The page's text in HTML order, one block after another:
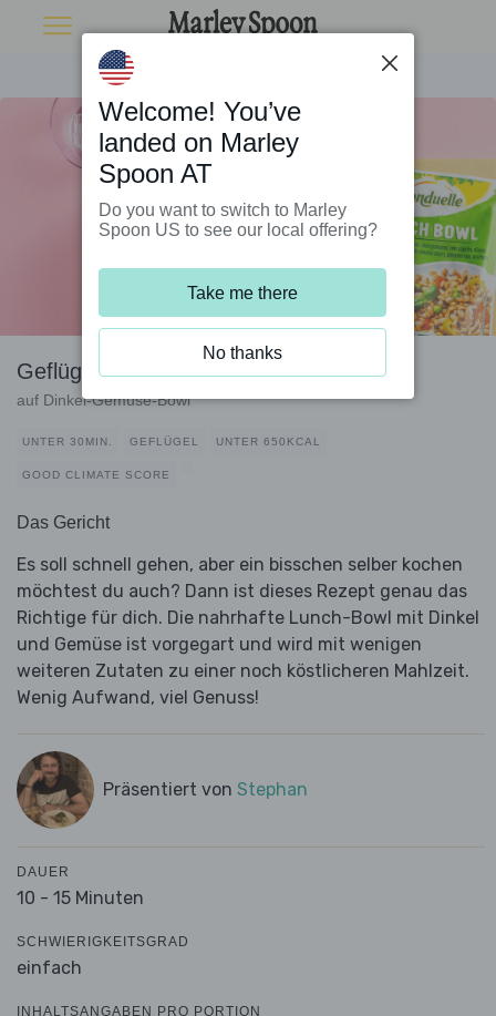
Geflügelhackbällchen Sub-Style
auf Dinkel-Gemüse-Bowl
UNTER 30MIN. GEFLÜGEL UNTER 650KCAL
GOOD CLIMATE SCORE
Das Gericht
Es soll schnell gehen, aber ein bisschen selber kochen
möchtest du auch? Dann ist dieses Rezept genau das
Richtige für dich. Die nahrhafte Lunch-Bowl mit Dinkel
und Gemüse ist vorgegart und wird mit wenigen
weiteren Zutaten zu einer noch köstlicheren Mahlzeit.
Wenig Aufwand, viel Genuss!
Präsentiert von Stephan
DAUER
10 - 15 Minuten
SCHWIERIGKEITSGRAD
einfach
INHALTSANGABEN PRO PORTION
Welcome! You’ve
landed on Marley
Spoon AT
Do you want to switch to Marley
Spoon US to see our local offering?
Take me there
No thanks